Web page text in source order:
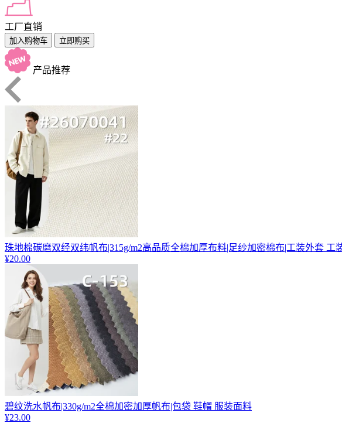
工厂直销
加入购物车 立即购买
产品推荐
珠地棉碳磨双经双纬帆布|315g/m2高品质全棉加厚布料|足纱加密棉布|工装外套 工
¥20.00
碧纹洗水帆布|330g/m2全棉加密加厚帆布|包袋 鞋帽 服装面料
¥23.00